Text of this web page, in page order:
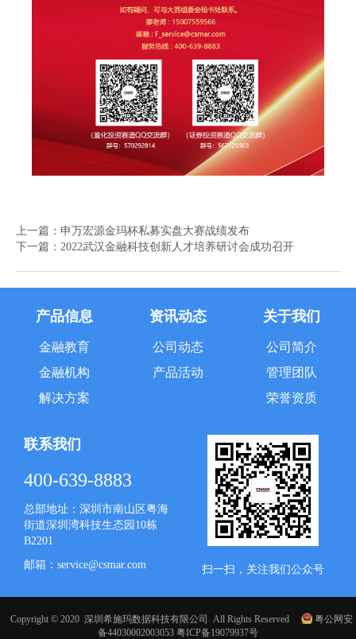
上一篇： 申万宏源金玛杯私募实盘大赛战绩发布
下一篇： 2022武汉金融科技创新人才培养研讨会成功召开
产品信息
金融教育
金融机构
解决方案
资讯动态
公司动态
产品活动
关于我们
公司简介
管理团队
荣誉资质
联系我们
400-639-8883
总部地址：深圳市南山区粤海
街道深圳湾科技生态园10栋
B2201
邮箱：service@csmar.com
扫一扫，关注我们公众号
Copyright © 2020 深圳希施玛数据科技有限公司 All Rights Reserved
粤公网安
备44030002003053 粤ICP备19079937号